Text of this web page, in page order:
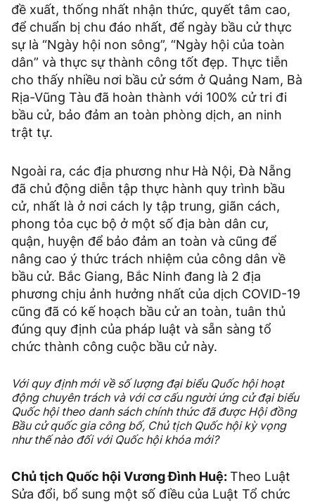
đề xuất, thống nhất nhận thức, quyết tâm cao,
để chuẩn bị chu đáo nhất, để ngày bầu cử thực
sự là “Ngày hội non sông”, “Ngày hội của toàn
dân” và thực sự thành công tốt đẹp. Thực tiễn
cho thấy nhiều nơi bầu cử sớm ở Quảng Nam, Bà
Rịa-Vũng Tàu đã hoàn thành với 100% cử tri đi
bầu cử, bảo đảm an toàn phòng dịch, an ninh
trật tự.
Ngoài ra, các địa phương như Hà Nội, Đà Nẵng
đã chủ động diễn tập thực hành quy trình bầu
cử, nhất là ở nơi cách ly tập trung, giãn cách,
phong tỏa cục bộ ở một số địa bàn dân cư,
quận, huyện để bảo đảm an toàn và cũng để
nâng cao ý thức trách nhiệm của công dân về
bầu cử. Bắc Giang, Bắc Ninh đang là 2 địa
phương chịu ảnh hưởng nhất của dịch COVID-19
cũng đã có kế hoạch bầu cử an toàn, tuân thủ
đúng quy định của pháp luật và sẵn sàng tổ
chức thành công cuộc bầu cử này.
Với quy định mới về số lượng đại biểu Quốc hội hoạt
động chuyên trách và với cơ cấu người ứng cử đại biểu
Quốc hội theo danh sách chính thức đã được Hội đồng
Bầu cử quốc gia công bố, Chủ tịch Quốc hội kỳ vọng
như thế nào đối với Quốc hội khóa mới?
Chủ tịch Quốc hội Vương Đình Huệ:Theo Luật
Sửa đổi, bổ sung một số điều của Luật Tổ chức